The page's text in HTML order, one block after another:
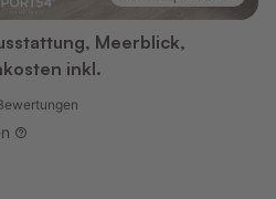
Meerblick,
inkl.